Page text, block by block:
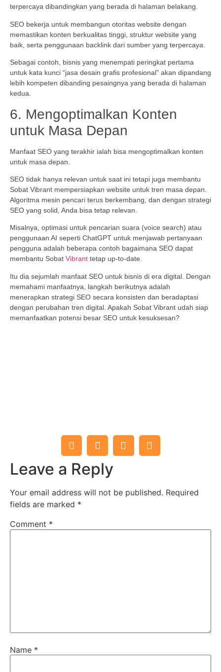
terpercaya dibandingkan yang berada di halaman belakang.
SEO bekerja untuk membangun otoritas website dengan
memastikan konten berkualitas tinggi, struktur website yang
baik, serta penggunaan backlink dari sumber yang terpercaya.
Sebagai contoh, bisnis yang menempati peringkat pertama
untuk kata kunci “jasa desain grafis profesional” akan dipandang
lebih kompeten dibanding pesaingnya yang berada di halaman
kedua.
6. Mengoptimalkan Konten
untuk Masa Depan
Manfaat SEO yang terakhir ialah bisa mengoptimalkan konten
untuk masa depan.
SEO tidak hanya relevan untuk saat ini tetapi juga membantu
Sobat Vibrant mempersiapkan website untuk tren masa depan.
Algoritma mesin pencari terus berkembang, dan dengan strategi
SEO yang solid, Anda bisa tetap relevan.
Misalnya, optimasi untuk pencarian suara (voice search) atau
penggunaan AI seperti ChatGPT untuk menjawab pertanyaan
pengguna adalah beberapa contoh bagaimana SEO dapat
membantu Sobat Vibrant tetap up-to-date.
Itu dia sejumlah manfaat SEO untuk bisnis di era digital. Dengan
memahami manfaatnya, langkah berikutnya adalah
menerapkan strategi SEO secara konsisten dan beradaptasi
dengan perubahan tren digital. Apakah Sobat Vibrant udah siap
memanfaatkan potensi besar SEO untuk kesuksesan?
Leave a Reply
Your email address will not be published. Required
fields are marked *
Comment *
Name *